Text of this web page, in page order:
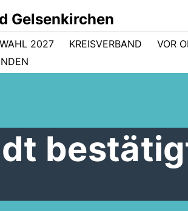
Gelsenkirchen
2027 KREISVERBAND VOR